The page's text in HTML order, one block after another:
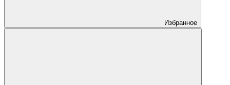
Избранное